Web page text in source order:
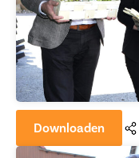
Downloaden